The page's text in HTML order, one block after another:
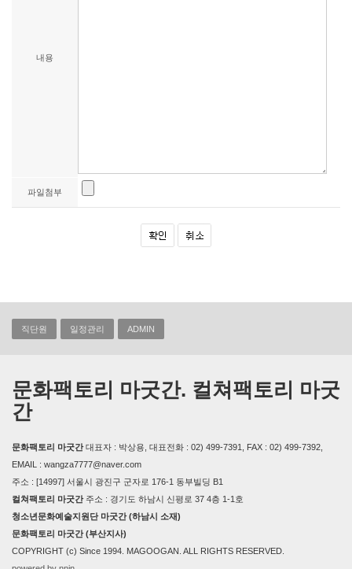
내용
파일첨부
직단원 일정관리 ADMIN
문화팩토리 마굿간. 컬쳐팩토리 마굿
간
문화팩토리 마굿간대표자 : 박상용, 대표전화 : 02) 499-7391, FAX : 02) 499-7392,
EMAIL : wangza7777@naver.com
주소 : [14997] 서울시 광진구 군자로 176-1 동부빌딩 B1
컬쳐팩토리 마굿간주소 : 경기도 하남시 신평로 37 4층 1-1호
청소년문화예술지원단 마굿간 (하남시 소재)
문화팩토리 마굿간 (부산지사)
COPYRIGHT (c) Since 1994. MAGOOGAN. ALL RIGHTS RESERVED.